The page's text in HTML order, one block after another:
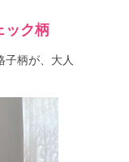
ック柄
子柄が、大人